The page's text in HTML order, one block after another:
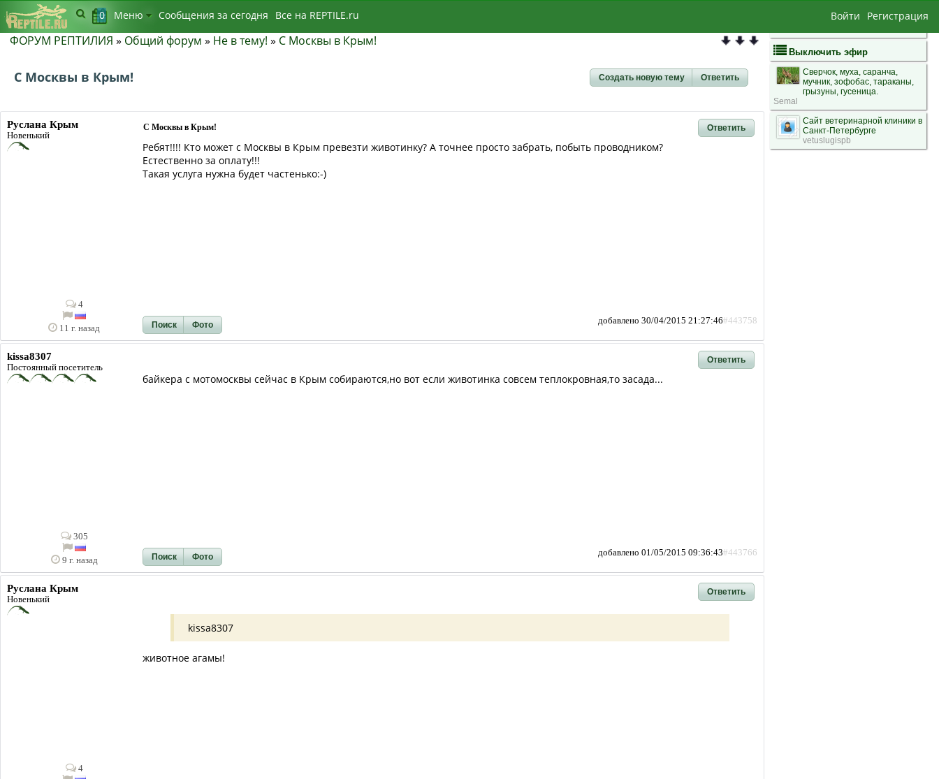
ФОРУМ РЕПТИЛИЯ » Общий форум » Не в тему! » С Москвы в Крым!
С Москвы в Крым! Создать новую тему Ответить
Руслана Крым
Новенький
4
11 г. назад
С Москвы в Крым! Ответить
Ребят!!!! Кто может с Москвы в Крым превезти животинку? А точнее просто забрать, побыть проводником?
Естественно за оплату!!!
Такая услуга нужна будет частенько:-)
Поиск Фото добавлено 30/04/2015 21:27:46#443758
kissa8307
Постоянный посетитель
305
9 г. назад
Ответить
байкера с мотомосквы сейчас в Крым собираются,но вот если животинка совсем теплокровная,то засада...
Поиск Фото добавлено 01/05/2015 09:36:43#443766
Руслана Крым
Новенький
4
Ответить
kissa8307
животное агамы!
Выключить эфир
Сверчок, муха, саранча,
мучник, зофобас, тараканы,
грызуны, гусеница.
Semal
Сайт ветеринарной клиники в
Санкт-Петербурге
vetuslugispb
0 Меню Сообщения за сегодня Bсе на REPTILE.ru Войти Регистрация